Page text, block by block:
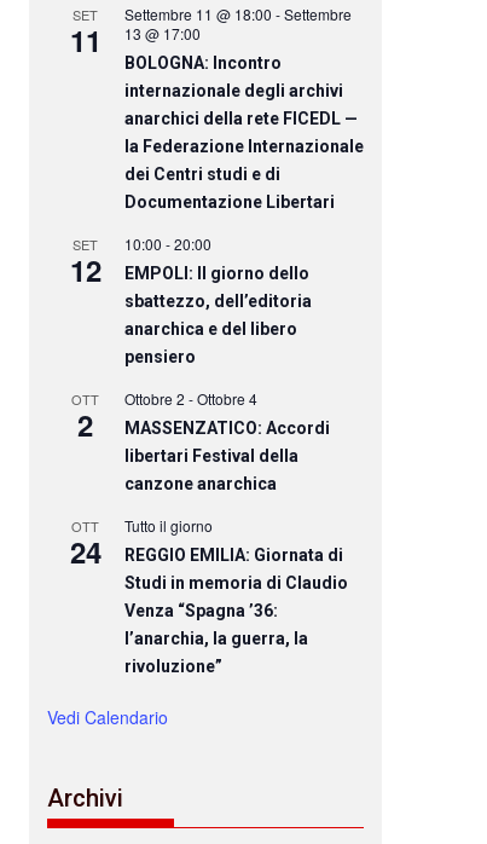
SET
11
Settembre 11 @ 18:00 -Settembre
13 @ 17:00
BOLOGNA: Incontro
internazionale degli archivi
anarchici della rete FICEDL —
la Federazione Internazionale
dei Centri studi e di
Documentazione Libertari
SET
12
10:00 -20:00
EMPOLI: Il giorno dello
sbattezzo, dell’editoria
anarchica e del libero
pensiero
OTT
2
Ottobre 2 -Ottobre 4
MASSENZATICO: Accordi
libertari Festival della
canzone anarchica
OTT
24
Tutto il giorno
REGGIO EMILIA: Giornata di
Studi in memoria di Claudio
Venza “Spagna ’36:
l’anarchia, la guerra, la
rivoluzione”
Vedi Calendario
Archivi